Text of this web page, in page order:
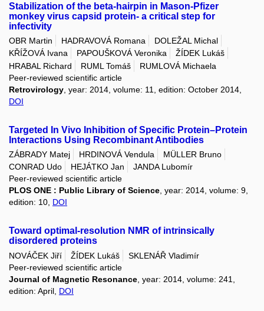
Stabilization of the beta-hairpin in Mason-Pfizer
monkey virus capsid protein- a critical step for
infectivity
OBR Martin HADRAVOVÁ Romana
DOLEŽAL Michal
KŘÍŽOVÁ Ivana
PAPOUŠKOVÁ Veronika
ŽÍDEK Lukáš
HRABAL Richard
RUML Tomáš
RUMLOVÁ Michaela
Peer-reviewed scientific article
Retrovirology , year: 2014, volume: 11, edition: October 2014,
DOI
Targeted In Vivo Inhibition of Specific Protein–Protein
Interactions Using Recombinant Antibodies
ZÁBRADY Matej HRDINOVÁ Vendula
MÜLLER Bruno
CONRAD Udo
HEJÁTKO Jan
JANDA Lubomír
Peer-reviewed scientific article
PLOS ONE : Public Library of Science, year: 2014, volume: 9,
edition: 10, DOI
Toward optimal-resolution NMR of intrinsically
disordered proteins
NOVÁČEK Jiří ŽÍDEK Lukáš
SKLENÁŘ Vladimír
Peer-reviewed scientific article
Journal of Magnetic Resonance , year: 2014, volume: 241,
edition: April, DOI